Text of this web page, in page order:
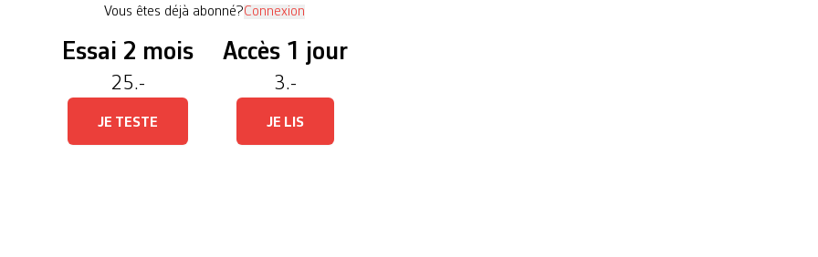
Vous êtes déjà abonné?Connexion
Essai 2 mois
25.-
JE TESTE
Accès 1 jour
3.-
JE LIS